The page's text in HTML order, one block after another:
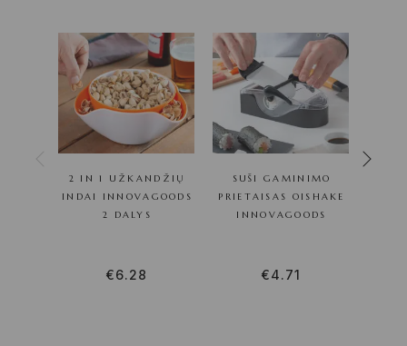
2 IN 1 UŽKANDŽIŲ
INDAI INNOVAGOODS
2 DALYS
€6.28
SUŠI GAMINIMO
PRIETAISAS OISHAKE
INNOVAGOODS
€4.71